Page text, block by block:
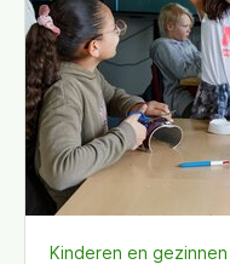
Kinderen en gezinnen